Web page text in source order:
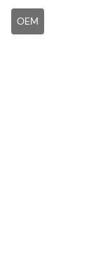
OEM
Main image
Click to view